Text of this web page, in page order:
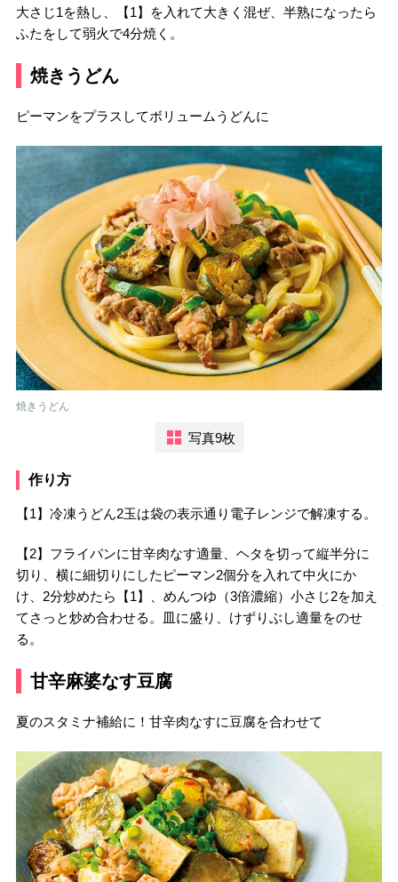
大さじ1を熱し、【1】を入れて大きく混ぜ、半熟になったら
ふたをして弱火で4分焼く。
焼きうどん
ピーマンをプラスしてボリュームうどんに
焼きうどん
写真9枚
作り方
【1】冷凍うどん2玉は袋の表示通り電子レンジで解凍する。
【2】フライパンに甘辛肉なす適量、ヘタを切って縦半分に
切り、横に細切りにしたピーマン2個分を入れて中火にか
け、2分炒めたら【1】、めんつゆ（3倍濃縮）小さじ2を加え
てさっと炒め合わせる。皿に盛り、けずりぶし適量をのせ
る。
甘辛麻婆なす豆腐
夏のスタミナ補給に！甘辛肉なすに豆腐を合わせて